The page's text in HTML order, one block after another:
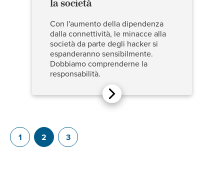
la società
Con l'aumento della dipendenza
dalla connettività, le minacce alla
società da parte degli hacker si
espanderanno sensibilmente.
Dobbiamo comprenderne la
responsabilità.
1 2 3